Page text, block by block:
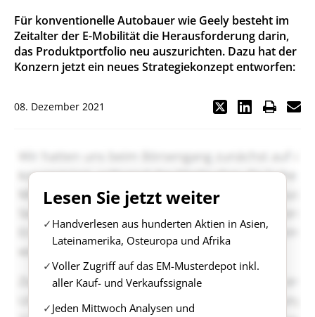
Für konventionelle Autobauer wie Geely besteht im
Zeitalter der E-Mobilität die Herausforderung darin,
das Produktportfolio neu auszurichten. Dazu hat der
Konzern jetzt ein neues Strategiekonzept entworfen:
08. Dezember 2021
Lesen Sie jetzt weiter
Handverlesen aus hunderten Aktien in Asien,
Lateinamerika, Osteuropa und Afrika
Voller Zugriff auf das EM-Musterdepot inkl.
aller Kauf- und Verkaufssignale
Jeden Mittwoch Analysen und